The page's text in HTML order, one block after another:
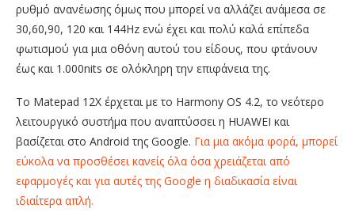
ρυθμό ανανέωσης όμως που μπορεί να αλλάζει ανάμεσα σε
30,60,90, 120 και 144Hz ενώ έχει και πολύ καλά επίπεδα
φωτισμού για μια οθόνη αυτού του είδους, που φτάνουν
έως και 1.000nits σε ολόκληρη την επιφάνεια της.
Το Matepad 12X έρχεται με το Harmony OS 4.2, το νεότερο
λειτουργικό συστήμα που αναπτύσσει η HUAWEI και
βασίζεται στο Android της Google. Για μια ακόμα φορά, μπορεί
εύκολα να προσθέσει κανείς όλα όσα χρειάζεται από
εφαρμογές και για αυτές της Google η διαδικασία είναι
ιδιαίτερα απλή.